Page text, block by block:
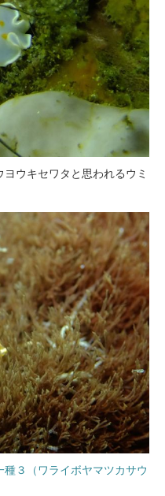
ウキセワタと思われるウミ
３（ワライボヤマツカサウ